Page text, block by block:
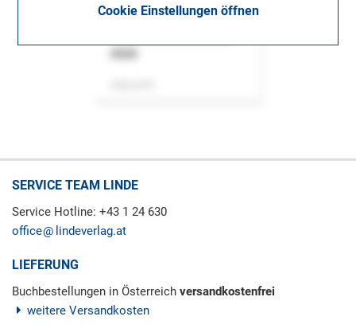
Cookie Einstellungen öffnen
SERVICE TEAM LINDE
Service Hotline: +43 1 24 630
office
lindeverlag.at
LIEFERUNG
Buchbestellungen in Österreich versandkostenfrei
weitere Versandkosten